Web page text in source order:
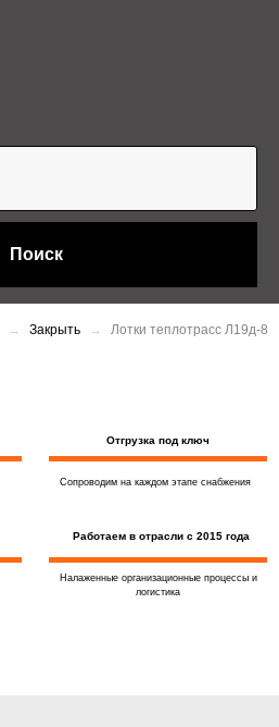
Поиск
Закрыть Лотки теплотрасс Л19д-8
Отгрузка под ключ
Сопроводим на каждом этапе снабжения
Налаженные организационные процессы и
логистика
Работаем в отрасли с 2015 года